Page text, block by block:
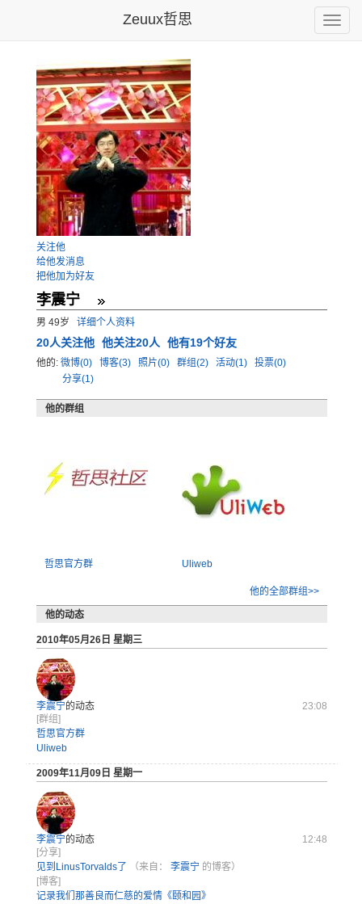
Toggle
Zeuux哲思
关注他
给他发消息
把他加为好友
李震宁
男 49岁 详细个人资料
20人关注他 他关注20人 他有19个好友
他的: 微博(0) 博客(3) 照片(0) 群组(2) 活动(1)
投票(0)
分享(1)
他的群组
哲思官方群 Uliweb
他的全部群组>>
他的动态
2010年05月26日 星期三
李震宁的动态
23:08
[群组]
哲思官方群
Uliweb
2009年11月09日 星期一
李震宁的动态
12:48
[分享]
见到LinusTorvalds了
（来自： 李震宁 的博客）
[博客]
记录我们那善良而仁慈的爱情《颐和园》